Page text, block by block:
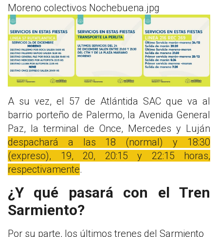
Moreno colectivos Nochebuena.jpg
A su vez, el 57 de Atlántida SAC que va al
barrio porteño de Palermo, la Avenida General
Paz, la terminal de Once, Mercedes y Luján
despachará a las 18 (normal) y 18:30
(expreso), 19, 20, 20:15 y 22:15 horas,
respectivamente.
¿Y qué pasará con el Tren
Sarmiento?
Por su parte, los últimos trenes del Sarmiento